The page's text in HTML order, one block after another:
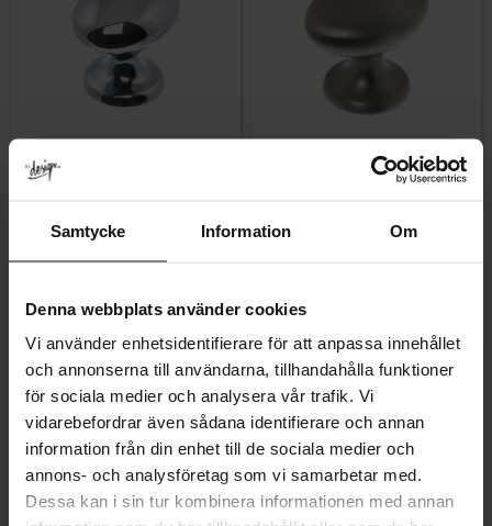
Samtycke Information Om
Denna webbplats använder cookies
Vi använder enhetsidentifierare för att anpassa innehållet
och annonserna till användarna, tillhandahålla funktioner
för sociala medier och analysera vår trafik. Vi
vidarebefordrar även sådana identifierare och annan
information från din enhet till de sociala medier och
annons- och analysföretag som vi samarbetar med.
Dessa kan i sin tur kombinera informationen med annan
Oval Knop 4010 Krom
(8)
På lager
Oval Knop 4010 Mat nikkel
Gem som
På lager